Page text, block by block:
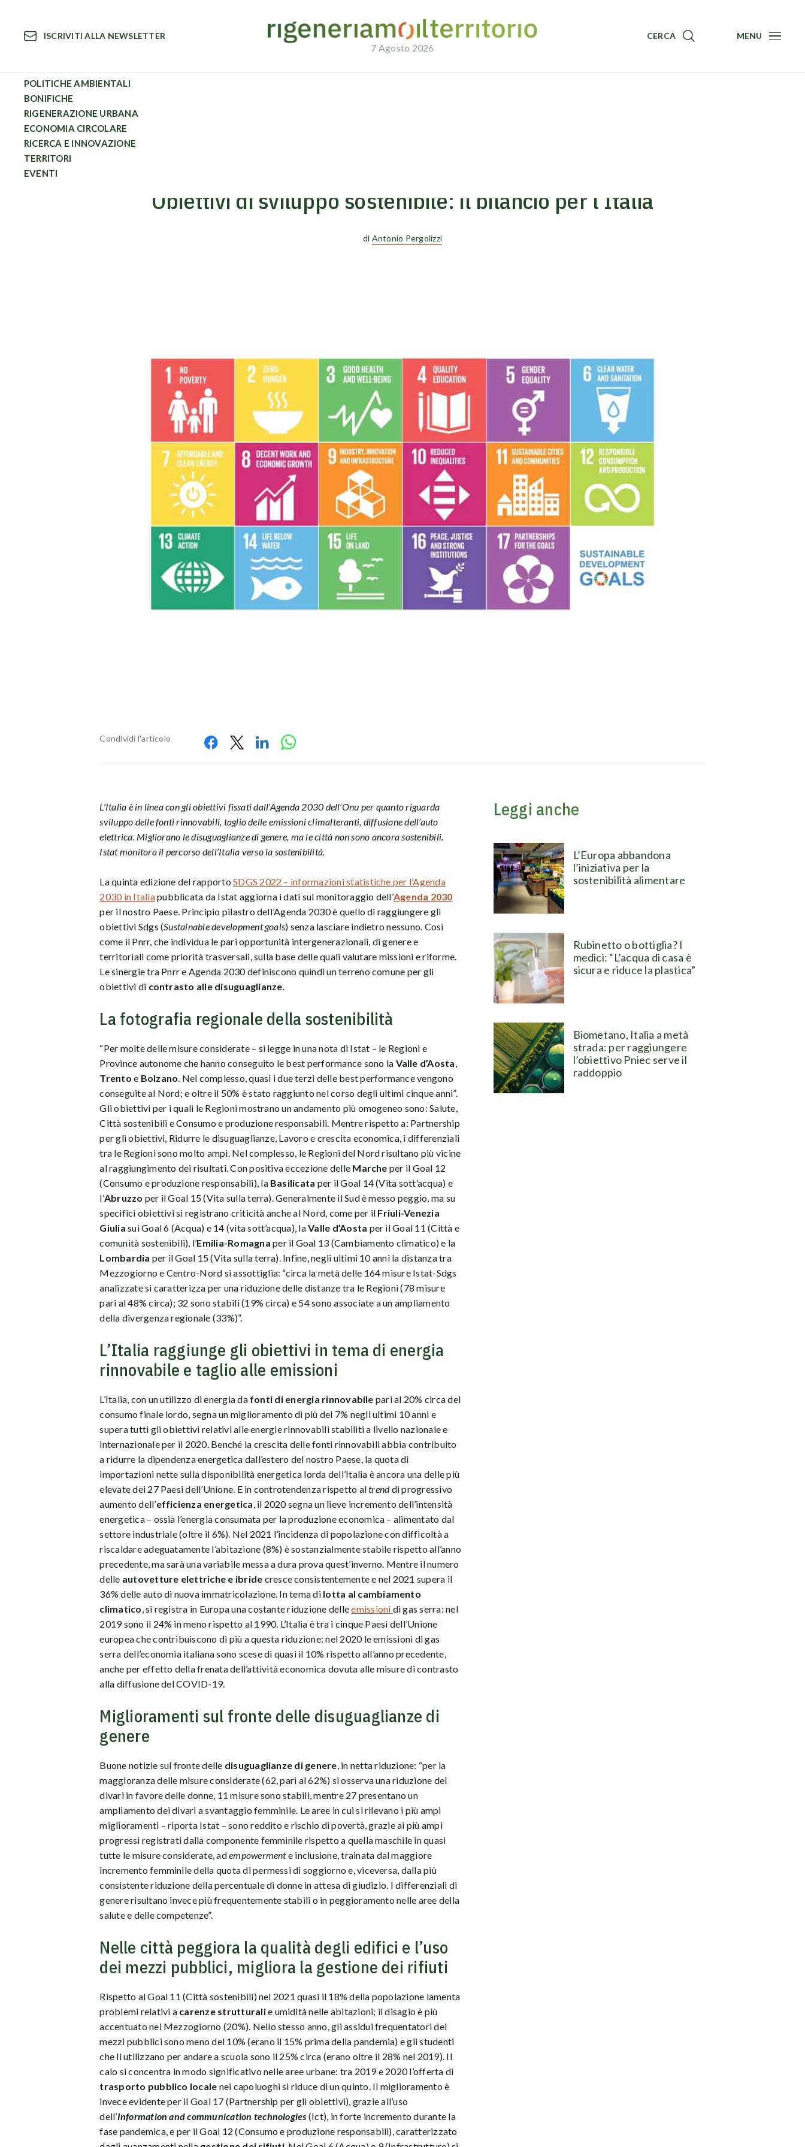
contenuto
ISCRIVITI ALLA NEWSLETTER
7 Agosto 2026
CERCA MENU
POLITICHE AMBIENTALI
BONIFICHE
RIGENERAZIONE URBANA
ECONOMIA CIRCOLARE
RICERCA E INNOVAZIONE
TERRITORI
EVENTI
Sostenibilità Obiettivi di sviluppo sostenibile: il bilancio per l’Italia
Obiettivi di sviluppo sostenibile: il bilancio per l’Italia
di Antonio Pergolizzi
Condividi l'articolo
L’Italia è in linea con gli obiettivi fissati dall’Agenda 2030 dell’Onu per quanto riguarda
sviluppo delle fonti rinnovabili, taglio delle emissioni climalteranti, diffusione dell’auto
elettrica. Migliorano le disuguaglianze di genere, ma le città non sono ancora sostenibili.
Istat monitora il percorso dell’Italia verso la sostenibilità.
La quinta edizione del rapportoSDGS 2022 – informazioni statistiche per l’Agenda
2030 in Italiapubblicata da Istat aggiorna i dati sul monitoraggio dell’Agenda 2030
per il nostro Paese. Principio pilastro dell’Agenda 2030 è quello di raggiungere gli
obiettivi Sdgs (Sustainable development goals) senza lasciare indietro nessuno. Così
come il Pnrr, che individua le pari opportunità intergenerazionali, di genere e
territoriali come priorità trasversali, sulla base delle quali valutare missioni e riforme.
Le sinergie tra Pnrr e Agenda 2030 definiscono quindi un terreno comune per gli
obiettivi di contrasto alle disuguaglianze.
La fotografia regionale della sostenibilità
“Per molte delle misure considerate – si legge in una nota di Istat – le Regioni e
Province autonome che hanno conseguito le best performance sono la Valle d’Aosta,
Trentoe Bolzano. Nel complesso, quasi i due terzi delle best performance vengono
conseguite al Nord; e oltre il 50% è stato raggiunto nel corso degli ultimi cinque anni”.
Gli obiettivi per i quali le Regioni mostrano un andamento più omogeneo sono: Salute,
Città sostenibili e Consumo e produzione responsabili. Mentre rispetto a: Partnership
per gli obiettivi, Ridurre le disuguaglianze, Lavoro e crescita economica, i differenziali
tra le Regioni sono molto ampi. Nel complesso, le Regioni del Nord risultano più vicine
al raggiungimento dei risultati. Con positiva eccezione delle Marche per il Goal 12
(Consumo e produzione responsabili), la Basilicata per il Goal 14 (Vita sott’acqua) e
l’Abruzzo per il Goal 15 (Vita sulla terra). Generalmente il Sud è messo peggio, ma su
specifici obiettivi si registrano criticità anche al Nord, come per il Friuli-Venezia
Giulia sui Goal 6 (Acqua) e 14 (vita sott’acqua), laValle d’Aosta per il Goal 11 (Città e
comunità sostenibili), l’Emilia-Romagna per il Goal 13 (Cambiamento climatico) e la
Lombardia per il Goal 15 (Vita sulla terra). Infine, negli ultimi 10 anni la distanza tra
Mezzogiorno e Centro-Nord si assottiglia: “circa la metà delle 164 misure Istat-Sdgs
analizzate si caratterizza per una riduzione delle distanze tra le Regioni (78 misure
pari al 48% circa); 32 sono stabili (19% circa) e 54 sono associate a un ampliamento
della divergenza regionale (33%)”.
L’Italia raggiunge gli obiettivi in tema di energia
rinnovabile e taglio alle emissioni
L’Italia, con un utilizzo di energia da fonti di energia rinnovabile pari al 20% circa del
consumo finale lordo, segna un miglioramento di più del 7% negli ultimi 10 anni e
supera tutti gli obiettivi relativi alle energie rinnovabili stabiliti a livello nazionale e
internazionale per il 2020. Benché la crescita delle fonti rinnovabili abbia contribuito
a ridurre la dipendenza energetica dall’estero del nostro Paese, la quota di
importazioni nette sulla disponibilità energetica lorda dell’Italia è ancora una delle più
elevate dei 27 Paesi dell’Unione. E in controtendenza rispetto altrenddi progressivo
aumento dell’efficienza energetica, il 2020 segna un lieve incremento dell’intensità
energetica – ossia l’energia consumata per la produzione economica – alimentato dal
settore industriale (oltre il 6%). Nel 2021 l’incidenza di popolazione con difficoltà a
riscaldare adeguatamente l’abitazione (8%) è sostanzialmente stabile rispetto all’anno
precedente, ma sarà una variabile messa a dura prova quest’inverno. Mentre il numero
delle autovetture elettriche e ibride cresce consistentemente e nel 2021 supera il
36% delle auto di nuova immatricolazione. In tema di lotta al cambiamento
climatico, si registra in Europa una costante riduzione delleemissioni di gas serra: nel
2019 sono il 24% in meno rispetto al 1990. L’Italia è tra i cinque Paesi dell’Unione
europea che contribuiscono di più a questa riduzione: nel 2020 le emissioni di gas
serra dell’economia italiana sono scese di quasi il 10% rispetto all’anno precedente,
anche per effetto della frenata dell’attività economica dovuta alle misure di contrasto
alla diffusione del COVID-19.
Miglioramenti sul fronte delle disuguaglianze di
genere
Buone notizie sul fronte delle disuguaglianze di genere, in netta riduzione: “per la
maggioranza delle misure considerate (62, pari al 62%) si osserva una riduzione dei
divari in favore delle donne, 11 misure sono stabili, mentre 27 presentano un
ampliamento dei divari a svantaggio femminile. Le aree in cui si rilevano i più ampi
miglioramenti – riporta Istat – sono reddito e rischio di povertà, grazie ai più ampi
progressi registrati dalla componente femminile rispetto a quella maschile in quasi
tutte le misure considerate, adempowermente inclusione, trainata dal maggiore
incremento femminile della quota di permessi di soggiorno e, viceversa, dalla più
consistente riduzione della percentuale di donne in attesa di giudizio. I differenziali di
genere risultano invece più frequentemente stabili o in peggioramento nelle aree della
salute e delle competenze”.
Nelle città peggiora la qualità degli edifici e l’uso
dei mezzi pubblici, migliora la gestione dei rifiuti
Rispetto al Goal 11 (Città sostenibili) nel 2021 quasi il 18% della popolazione lamenta
problemi relativi a carenze strutturalie umidità nelle abitazioni; il disagio è più
accentuato nel Mezzogiorno (20%). Nello stesso anno, gli assidui frequentatori dei
mezzi pubblici sono meno del 10% (erano il 15% prima della pandemia) e gli studenti
che li utilizzano per andare a scuola sono il 25% circa (erano oltre il 28% nel 2019). Il
calo si concentra in modo significativo nelle aree urbane: tra 2019 e 2020 l’offerta di
trasporto pubblico locale nei capoluoghi si riduce di un quinto. Il miglioramento è
invece evidente per il Goal 17 (Partnership per gli obiettivi), grazie all’uso
dell’Information and communication technologies (Ict), in forte incremento durante la
fase pandemica, e per il Goal 12 (Consumo e produzione responsabili), caratterizzato
Leggi anche
L’Europa abbandona
l’iniziativa per la
sostenibilità alimentare
Rubinetto o bottiglia? I
medici: “L’acqua di casa è
sicura e riduce la plastica”
Biometano, Italia a metà
strada: per raggiungere
l’obiettivo Pniec serve il
raddoppio